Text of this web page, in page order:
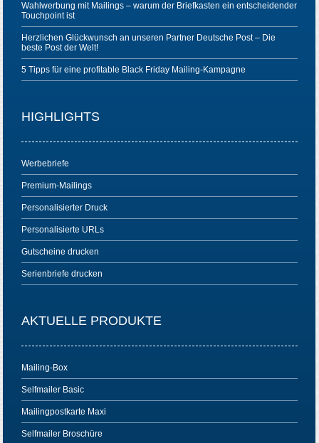
Wahlwerbung mit Mailings – warum der Briefkasten ein entscheidender
Touchpoint ist
Herzlichen Glückwunsch an unseren Partner Deutsche Post – Die
beste Post der Welt!
5 Tipps für eine profitable Black Friday Mailing-Kampagne
HIGHLIGHTS
Werbebriefe
Premium-Mailings
Personalisierter Druck
Personalisierte URLs
Gutscheine drucken
Serienbriefe drucken
AKTUELLE PRODUKTE
Mailing-Box
Selfmailer Basic
Mailingpostkarte Maxi
Selfmailer Broschüre